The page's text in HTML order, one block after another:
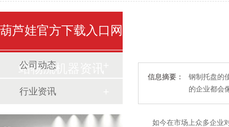
信息摘要：
钢制托盘的
的企业都会
如今在市场上众多企业
葫芦娃官方下载入口网
站物流机器资讯
公司动态
行业资讯